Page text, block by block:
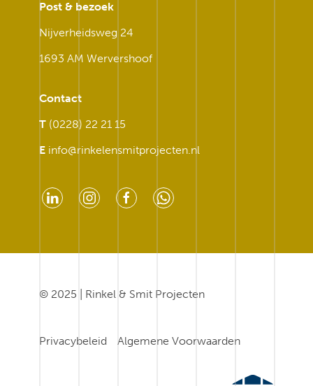
Post & bezoek
Nijverheidsweg 24
1693 AM Wervershoof
Contact
T (0228) 22 21 15
E info@rinkelensmitprojecten.nl
© 2025 | Rinkel & Smit Projecten
Privacybeleid Algemene Voorwaarden